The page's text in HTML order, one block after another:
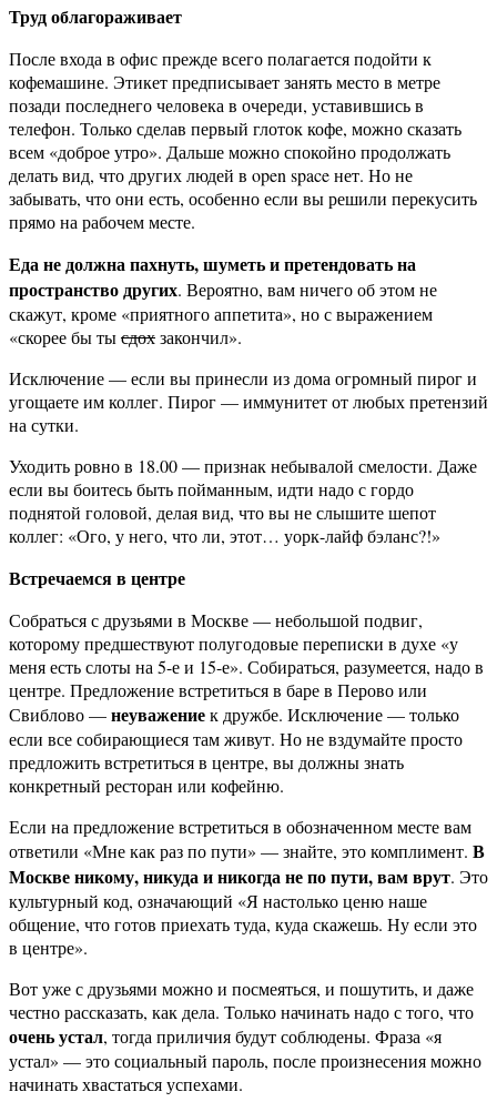
Труд облагораживает
После входа в офис прежде всего полагается подойти к
кофемашине. Этикет предписывает занять место в метре
позади последнего человека в очереди, уставившись в
телефон. Только сделав первый глоток кофе, можно сказать
всем «доброе утро». Дальше можно спокойно продолжать
делать вид, что других людей в open space нет. Но не
забывать, что они есть, особенно если вы решили перекусить
прямо на рабочем месте.
Еда не должна пахнуть, шуметь и претендовать на
пространство других. Вероятно, вам ничего об этом не
скажут, кроме «приятного аппетита», но с выражением
«скорее бы тысдохзакончил».
Исключение — если вы принесли из дома огромный пирог и
угощаете им коллег. Пирог — иммунитет от любых претензий
на сутки.
Уходить ровно в 18.00 — признак небывалой смелости. Даже
если вы боитесь быть пойманным, идти надо с гордо
поднятой головой, делая вид, что вы не слышите шепот
коллег: «Ого, у него, что ли, этот… уорк-лайф бэланс?!»
Встречаемся в центре
Собраться с друзьями в Москве — небольшой подвиг,
которому предшествуют полугодовые переписки в духе «у
меня есть слоты на 5-е и 15-е». Собираться, разумеется, надо в
центре. Предложение встретиться в баре в Перово или
Свиблово —неуважениек дружбе. Исключение — только
если все собирающиеся там живут. Но не вздумайте просто
предложить встретиться в центре, вы должны знать
конкретный ресторан или кофейню.
Если на предложение встретиться в обозначенном месте вам
ответили «Мне как раз по пути» — знайте, это комплимент. В
Москве никому, никуда и никогда не по пути, вам врут. Это
культурный код, означающий «Я настолько ценю наше
общение, что готов приехать туда, куда скажешь. Ну если это
в центре».
Вот уже с друзьями можно и посмеяться, и пошутить, и даже
честно рассказать, как дела. Только начинать надо с того, что
очень устал, тогда приличия будут соблюдены. Фраза «я
устал» — это социальный пароль, после произнесения можно
начинать хвастаться успехами.